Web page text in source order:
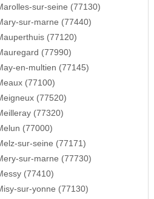
sur-seine (77130)
sur-marne (77440)
(77120)
(77990)
en-multien (77145)
(77100)
(77520)
(77320)
(77000)
sur-seine (77171)
sur-marne (77730)
(77410)
sur-yonne (77130)